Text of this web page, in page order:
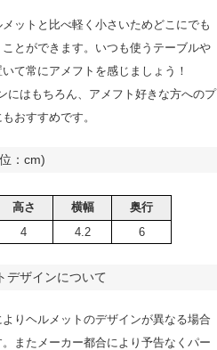
ットと比べ軽く小さいためどこにでも
とができます。いつも使うテーブルや
て常にアメフトを感じましょう！
にはもちろん、アメフト好きな方へのプ
おすすめです。
：cm)
高さ 横幅
奥行
4
4.2 6
デザインについて
よりヘルメットのデザインが異なる場合
またメーカー都合により予告なくパー